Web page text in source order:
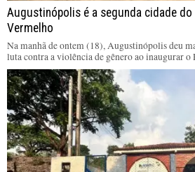
Augustinópolis é a segunda cidade do
Vermelho
Na manhã de ontem (18), Augustinópolis deu
luta contra a violência de gênero ao inaugurar o